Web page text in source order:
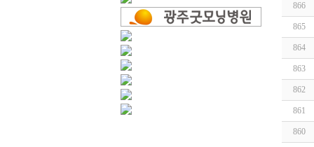
866
865
864
863
862
861
860